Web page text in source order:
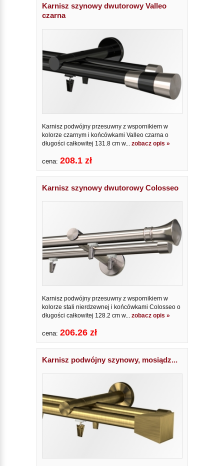
Karnisz szynowy dwutorowy Valleo
czarna
Karnisz podwójny przesuwny z wspornikiem w
kolorze czarnym i końcówkami Valleo czarna o
długości całkowitej 131.8 cm w... zobacz opis »
cena: 208.1 zł
Karnisz szynowy dwutorowy Colosseo
Karnisz podwójny przesuwny z wspornikiem w
kolorze stali nierdzewnej i końcówkami Colosseo o
długości całkowitej 128.2 cm w... zobacz opis »
cena: 206.26 zł
Karnisz podwójny szynowy, mosiądz...